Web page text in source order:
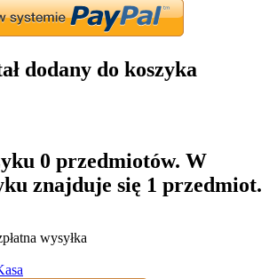
dodany do koszyka
0 przedmiotów. W
znajduje się 1 przedmiot.
wysyłka